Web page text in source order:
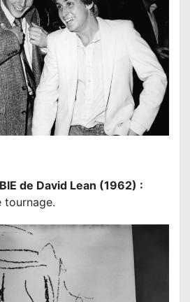
de David Lean (1962) :
tournage.